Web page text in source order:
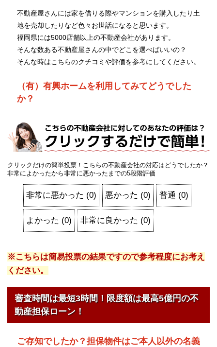
不動産屋さんには家を借りる際やマンションを購入したり土
地を売却したりなど色々お世話になると思います。
福岡県には5000店舗以上の不動産会社があります。
そんな数ある不動産屋さんの中でどこを選べばいいの？
そんな時はこちらのクチコミや評価を参考にしてください。
（有）有興ホームを利用してみてどうでした
か？
クリックだけの簡単投票！こちらの不動産会社の対応はどうでしたか？
非常によかったから非常に悪かったまでの5段階評価
非常に悪かった (0) 悪かった (0) 普通 (0)
よかった (0) 非常に良かった (0)
※こちらは簡易投票の結果ですので参考程度にお考え
ください。
審査時間は最短3時間！限度額は最高5億円の不
動産担保ローン！
ご存知でしたか？担保物件はご本人以外の名義